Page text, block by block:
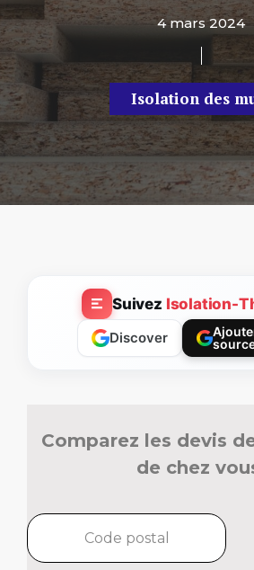
4 mars 2024
Isolation des
Suivez Isolation-
Discover
Comparez les devis
de chez